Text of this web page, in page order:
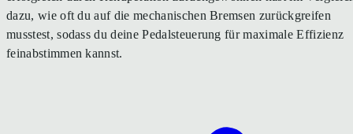
dazu, wie oft du auf die mechanischen Bremsen zurückgreifen
musstest, sodass du deine Pedalsteuerung für maximale Effizienz
feinabstimmen kannst.